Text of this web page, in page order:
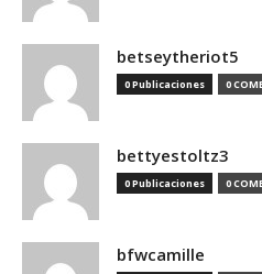
betseytheriot5
0 Publicaciones 0
bettyestoltz3
0 Publicaciones 0
bfwcamille